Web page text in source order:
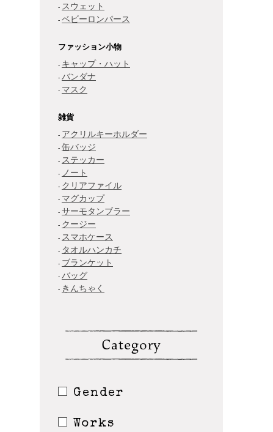
スウェット
ベビーロンパース
ファッション小物
キャップ・ハット
バンダナ
マスク
雑貨
アクリルキーホルダー
缶バッジ
ステッカー
ノート
クリアファイル
マグカップ
サーモタンブラー
クージー
スマホケース
タオルハンカチ
ブランケット
バッグ
きんちゃく
Category
Gender
Works